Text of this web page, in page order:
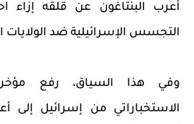
أعرب البنتاغون عن قلقه إزاء
التجسس الإسرائيلية ضد الولايات
وفي هذا السياق، رفع
الاستخباراتي من إسرائيل إلى